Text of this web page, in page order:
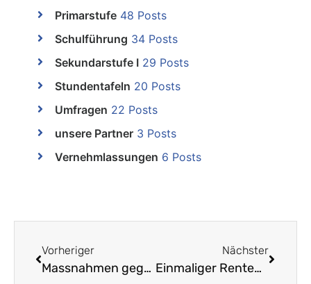
Primarstufe 48 Posts
Schulführung 34 Posts
Sekundarstufe I 29 Posts
Stundentafeln 20 Posts
Umfragen 22 Posts
unsere Partner 3 Posts
Vernehmlassungen 6 Posts
Vorheriger
Massnahmen gegen Hitze in den Baselbieter Schulzimmern
Nächster
Einmaliger Rentenzuschuss aus Teuerungsfonds